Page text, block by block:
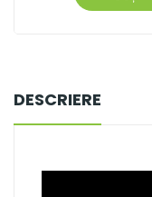
DESCRIERE